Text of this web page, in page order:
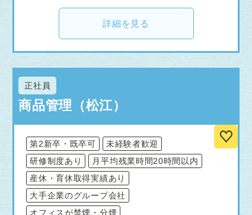
詳細を見る
正社員
商品管理（松江）
第2新卒・既卒可
未経験者歓迎
研修制度あり
月平均残業時間20時間以内
産休・育休取得実績あり
大手企業のグループ会社
オフィスが禁煙・分煙